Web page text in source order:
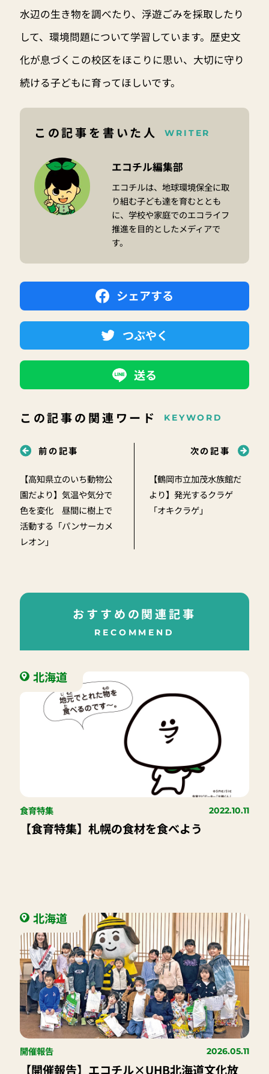
水辺の生き物を調べたり、浮遊ごみを採取したり
して、環境問題について学習しています。歴史文
化が息づくこの校区をほこりに思い、大切に守り
続ける子どもに育ってほしいです。
この記事を書いた人 WRITER
エコチル編集部
エコチルは、地球環境保全に取
り組む子ども達を育むととも
に、学校や家庭でのエコライフ
推進を目的としたメディアで
す。
シェアする
つぶやく
送る
この記事の関連ワード KEYWORD
前の記事
【高知県立のいち動物公
園だより】気温や気分で
色を変化 昼間に樹上で
活動する「パンサーカメ
レオン」
次の記事
【鶴岡市立加茂水族館だ
より】発光するクラゲ
「オキクラゲ」
おすすめの関連記事
RECOMMEND
北海道
食育特集 2022.10.11
【食育特集】札幌の食材を食べよう
北海道
開催報告 2026.05.11
【開催報告】エコチル×UHB北海道文化放